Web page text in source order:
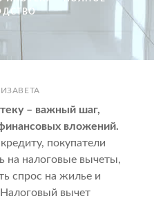
– важный шаг,
вложений.
покупатели
на налоговые вычеты,
спрос на жилье и
вычет